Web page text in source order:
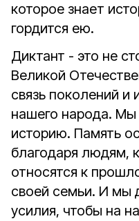
которое знает
гордится ею.
Диктант - это не
Великой
связь поколений и
нашего народа.
историю. Память
благодаря людям,
относятся к
своей семьи. И мы
усилия, чтобы на